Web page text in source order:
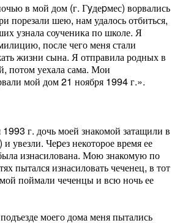
в мой дом (г. Гyдеpмес) ворвались
порезали шею, нам удалось отбиться,
узнала соученика по школе. Я
после чего меня стали
жизни сына. Я отправила родных в
потом уехала сама. Мои
мой дом 21 ноября 1994 г.».
г. дочь моей знакомой затащили в
увезли. Чеpез некоторое время ее
изнасилована. Мою знакомую по
пытался изнасиловать чеченец, в тот
поймали чеченцы и всю ночь ее
моего дома меня пытались